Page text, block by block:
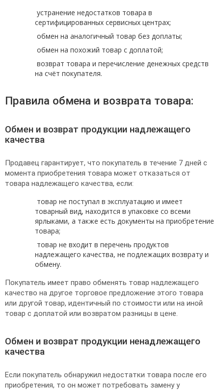
устранение недостатков товара в
сертифицированных сервисных центрах;
обмен на аналогичный товар без доплаты;
обмен на похожий товар с доплатой;
возврат товара и перечисление денежных средств
на счёт покупателя.
Правила обмена и возврата товара:
Обмен и возврат продукции надлежащего
качества
Продавец гарантирует, что покупатель в течение 7 дней с
момента приобретения товара может отказаться от
товара надлежащего качества, если:
товар не поступал в эксплуатацию и имеет
товарный вид, находится в упаковке со всеми
ярлыками, а также есть документы на приобретение
товара;
товар не входит в перечень продуктов
надлежащего качества, не подлежащих возврату и
обмену.
Покупатель имеет право обменять товар надлежащего
качество на другое торговое предложение этого товара
или другой товар, идентичный по стоимости или на иной
товар с доплатой или возвратом разницы в цене.
Обмен и возврат продукции ненадлежащего
качества
Если покупатель обнаружил недостатки товара после его
приобретения, то он может потребовать замену у